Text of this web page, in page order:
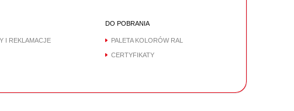
I REKLAMACJE
DO POBRANIA
PALETA KOLORÓW RAL
CERTYFIKATY